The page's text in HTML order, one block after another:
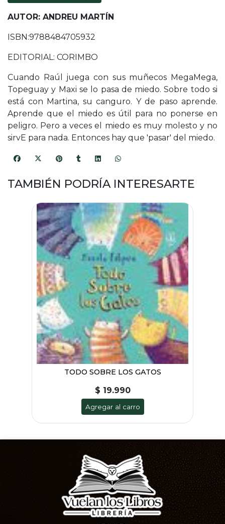
AUTOR: ANDREU MARTÍN
ISBN:9788484705932
EDITORIAL: CORIMBO
Cuando Raúl juega con sus muñecos MegaMega,
Topeguay y Maxi se lo pasa de miedo. Sobre todo si
está con Martina, su canguro. Y de paso aprende.
Aprende que el miedo es útil para no ponerse en
peligro. Pero a veces el miedo es muy molesto y no
sirvE para nada. Entonces hay que 'pasar' del miedo.
TAMBIÉN PODRÍA INTERESARTE
TODO SOBRE LOS GATOS
$ 19.990
Agregar al carro